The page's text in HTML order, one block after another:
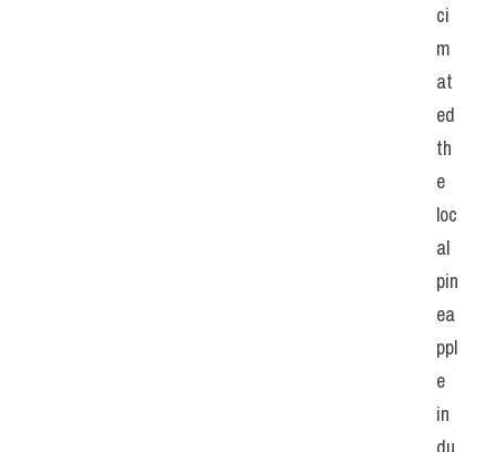
ci
m
at
ed
th
e
loc
al
pin
ea
ppl
e
in